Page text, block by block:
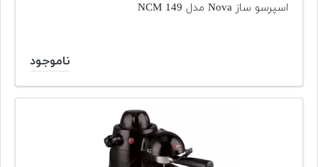
اسپرسو ساز Nova مدل NCM 149
ناموجود